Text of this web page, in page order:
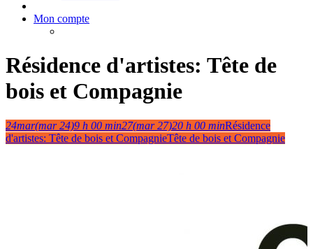
Mon compte
Résidence d'artistes: Tête de
bois et Compagnie
24mar(mar 24)9 h 00 min27(mar 27)20 h 00 minRésidence
d'artistes: Tête de bois et CompagnieTête de bois et Compagnie